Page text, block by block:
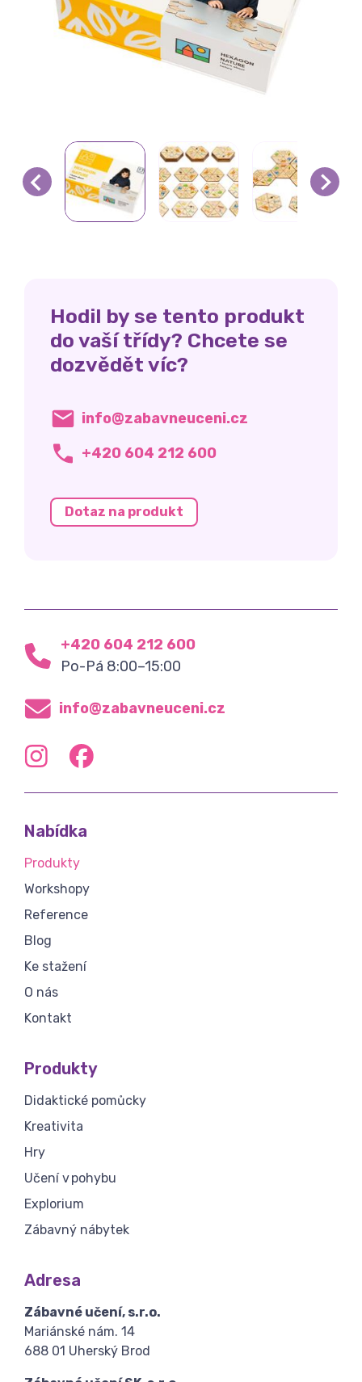
Hodil by se tento produkt
do vaší třídy? Chcete se
dozvědět víc?
info@zabavneuceni.cz
+420 604 212 600
Dotaz na produkt
+420 604 212 600
Po-Pá 8:00–15:00
info@zabavneuceni.cz
Nabídka
Produkty
Workshopy
Reference
Blog
Ke stažení
O nás
Kontakt
Produkty
Didaktické pomůcky
Kreativita
Hry
Učení v pohybu
Explorium
Zábavný nábytek
Adresa
Zábavné učení, s.r.o.
Mariánské nám. 14
688 01 Uherský Brod